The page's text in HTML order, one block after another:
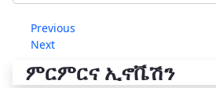
Previous
Next
ምርምርና ኢኖቬሽን